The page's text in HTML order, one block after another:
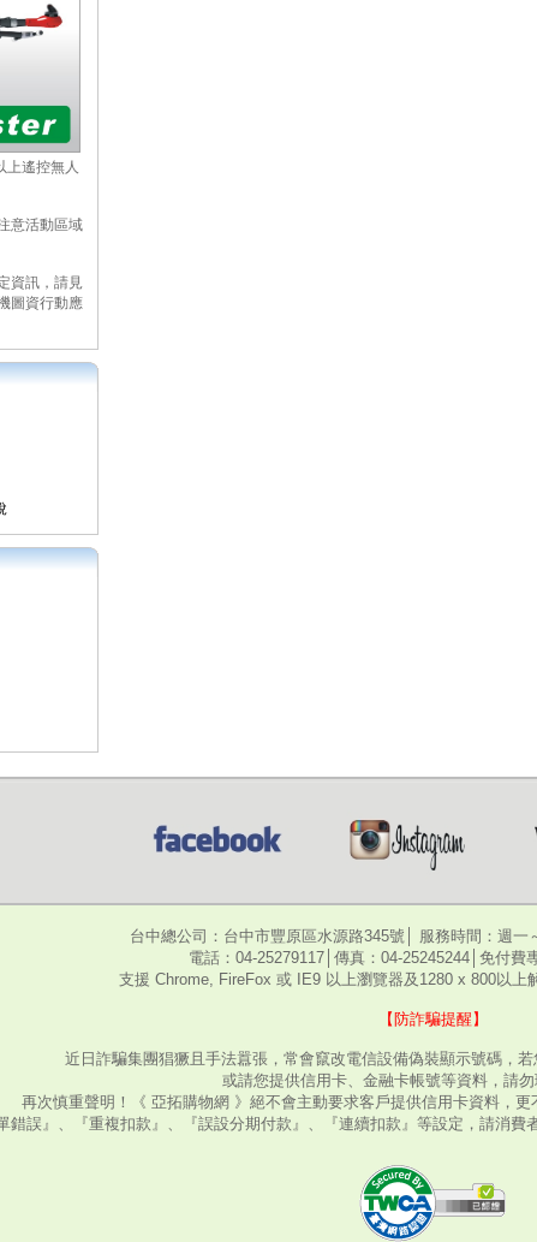
上遙控無人
意活動區域
資訊，請見
圖資行動應
台中總公司：台中市豐原區水源路345號│ 服務時間：週一
電話：04-25279117│傳真：04-25245244│免付費
支援 Chrome, FireFox 或 IE9 以上瀏覽器及1280 x 800以上
【防詐騙提醒】
近日詐騙集團猖獗且手法囂張，常會竄改電信設備偽裝顯示號碼，
或請您提供信用卡、金融卡帳號等資料，請勿
再次慎重聲明！《 亞拓購物網 》絕不會主動要求客戶提供信用卡資料，
單錯誤』、『重複扣款』、『誤設分期付款』、『連續扣款』等設定，請消費